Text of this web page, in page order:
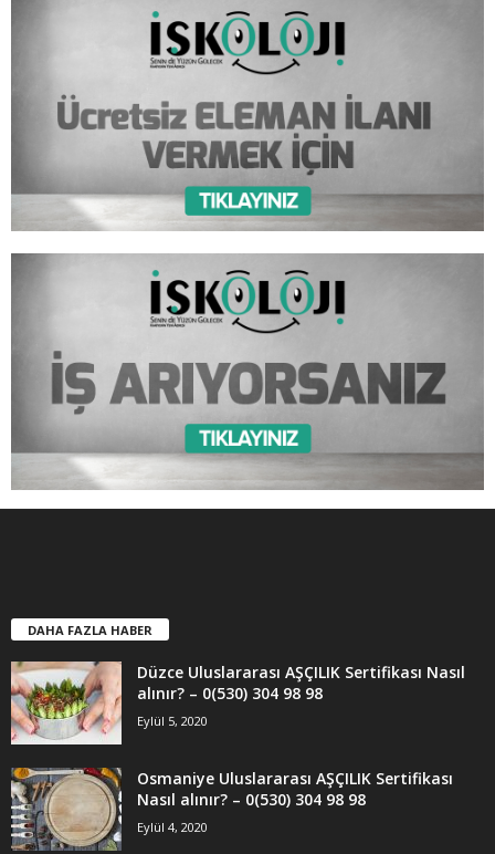
DAHA FAZLA HABER
Düzce Uluslararası AŞÇILIK Sertifikası Nasıl
alınır? – 0(530) 304 98 98
Eylül 5, 2020
Osmaniye Uluslararası AŞÇILIK Sertifikası
Nasıl alınır? – 0(530) 304 98 98
Eylül 4, 2020